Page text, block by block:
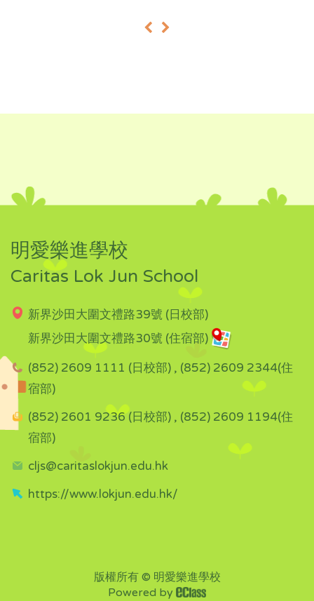
« »
明愛樂進學校
Caritas Lok Jun School
新界沙田大圍文禮路39號 (日校部)
新界沙田大圍文禮路30號 (住宿部)
(852) 2609 1111 (日校部) , (852) 2609 2344(住
宿部)
(852) 2601 9236 (日校部) , (852) 2609 1194(住
宿部)
cljs@caritaslokjun.edu.hk
https://www.lokjun.edu.hk/
版權所有 © 明愛樂進學校
Powered by